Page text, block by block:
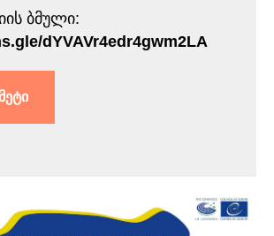
ბმული:
dYVAVr4edr4gwm2LA